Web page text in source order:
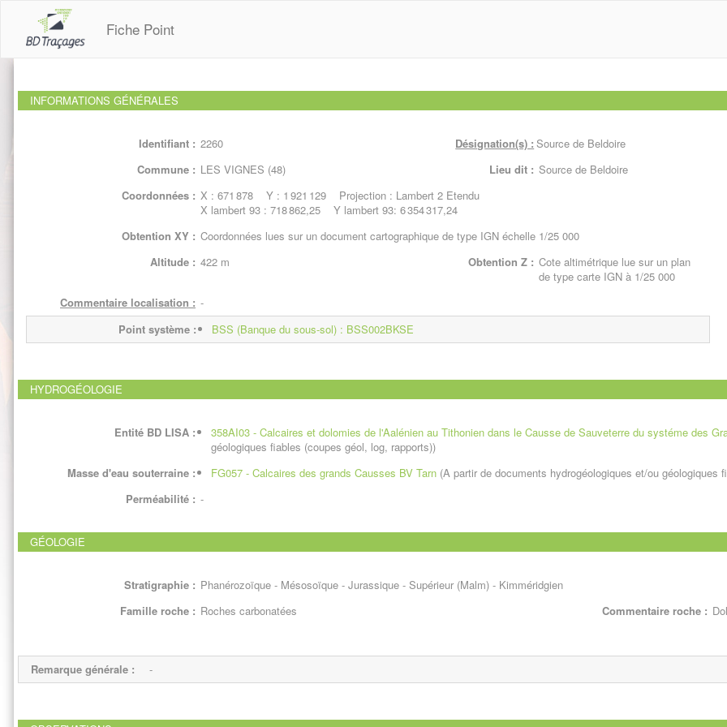
Fiche Point
INFORMATIONS GÉNÉRALES
Identifiant : 2260 Désignation(s) : Source de Beldoire
Commune : LES VIGNES (48) Lieu dit : Source de Beldoire
Coordonnées : X : 671 878 Y : 1 921 129 Projection : Lambert 2 Etendu
X lambert 93 : 718 862,25 Y lambert 93: 6 354 317,24
Obtention XY : Coordonnées lues sur un document cartographique de type IGN échelle 1/25 000
Altitude : 422 m Obtention Z : Cote altimétrique lue sur un plan
de type carte IGN à 1/25 000
Commentaire localisation : -
Point système :
BSS (Banque du sous-sol) : BSS002BKSE
HYDROGÉOLOGIE
Entité BD LISA :
358AI03 - Calcaires et dolomies de l'Aalénien au Tithonien dans le Causse de Sauveterre du systéme des
géologiques fiables (coupes géol, log, rapports))
Masse d'eau souterraine :
FG057 - Calcaires des grands Causses BV Tarn (A partir de documents hydrogéologiques et/ou géologiques
Perméabilité : -
GÉOLOGIE
Stratigraphie : Phanérozoïque - Mésosoïque - Jurassique - Supérieur (Malm) - Kimméridgien
Famille roche : Roches carbonatées Commentaire roche :
Remarque générale : -